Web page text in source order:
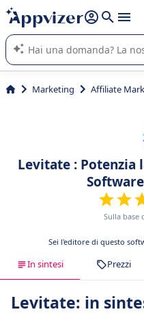
righe con
shift + enter
L'IA di Appvizer vi guida
software SaaS per la vostra
Marketing Affiliate
Levitate : Potenzia
Sulla base
Sei l'editore di questo
In sintesi Prezzi
Levitate: in